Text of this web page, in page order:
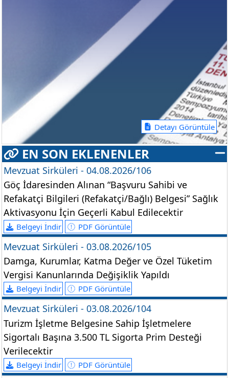
Detayı Görüntüle
EN SON EKLENENLER
Mevzuat Sirküleri - 04.08.2026/106
Göç İdaresinden Alınan “Başvuru Sahibi ve
Refakatçi Bilgileri (Refakatçi/Bağlı) Belgesi” Sağlık
Aktivasyonu İçin Geçerli Kabul Edilecektir
Belgeyi İndir PDF Görüntüle
Mevzuat Sirküleri - 03.08.2026/105
Damga, Kurumlar, Katma Değer ve Özel Tüketim
Vergisi Kanunlarında Değişiklik Yapıldı
Belgeyi İndir PDF Görüntüle
Mevzuat Sirküleri - 03.08.2026/104
Turizm İşletme Belgesine Sahip İşletmelere
Sigortalı Başına 3.500 TL Sigorta Prim Desteği
Verilecektir
Belgeyi İndir PDF Görüntüle